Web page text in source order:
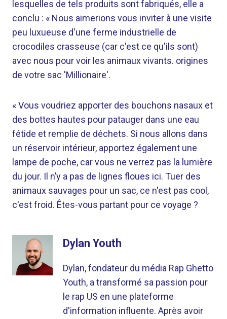
lesquelles de tels produits sont fabriqués, elle a
conclu : « Nous aimerions vous inviter à une visite
peu luxueuse d'une ferme industrielle de
crocodiles crasseuse (car c'est ce qu'ils sont)
avec nous pour voir les animaux vivants. origines
de votre sac 'Millionaire'.
« Vous voudriez apporter des bouchons nasaux et
des bottes hautes pour patauger dans une eau
fétide et remplie de déchets. Si nous allons dans
un réservoir intérieur, apportez également une
lampe de poche, car vous ne verrez pas la lumière
du jour. Il n’y a pas de lignes floues ici. Tuer des
animaux sauvages pour un sac, ce n'est pas cool,
c'est froid. Êtes-vous partant pour ce voyage ?
Dylan Youth
Dylan, fondateur du média Rap Ghetto
Youth, a transformé sa passion pour
le rap US en une plateforme
d'information influente. Après avoir